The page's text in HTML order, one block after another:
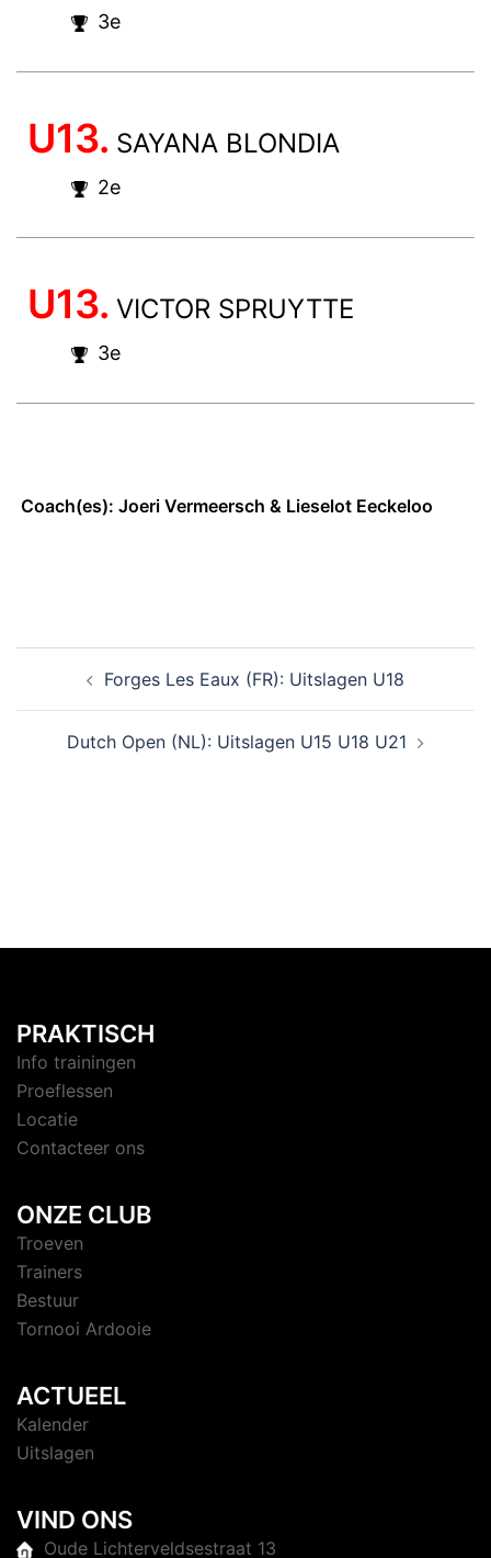
3e
U13. SAYANA BLONDIA
2e
U13. VICTOR SPRUYTTE
3e
Coach(es): Joeri Vermeersch & Lieselot Eeckeloo
Forges Les Eaux (FR): Uitslagen U18
Dutch Open (NL): Uitslagen U15 U18 U21
PRAKTISCH
Info trainingen
Proeflessen
Locatie
Contacteer ons
ONZE CLUB
Troeven
Trainers
Bestuur
Tornooi Ardooie
ACTUEEL
Kalender
Uitslagen
VIND ONS
Oude Lichterveldsestraat 13